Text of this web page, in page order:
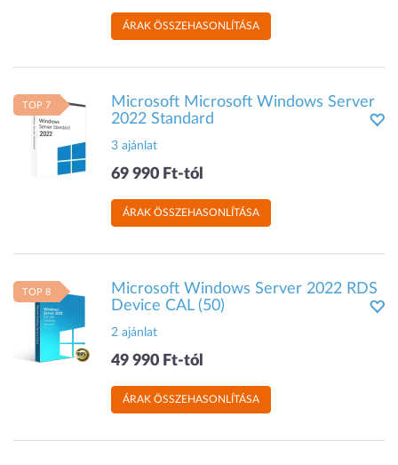
ÁRAK ÖSSZEHASONLÍTÁSA
TOP 7
Microsoft Microsoft Windows Server
2022 Standard
3 ajánlat
69 990 Ft-tól
ÁRAK ÖSSZEHASONLÍTÁSA
TOP 8
Microsoft Windows Server 2022 RDS
Device CAL (50)
2 ajánlat
49 990 Ft-tól
ÁRAK ÖSSZEHASONLÍTÁSA